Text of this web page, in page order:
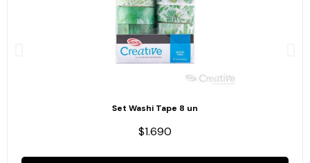
Set Washi Tape 8 un
$1.690